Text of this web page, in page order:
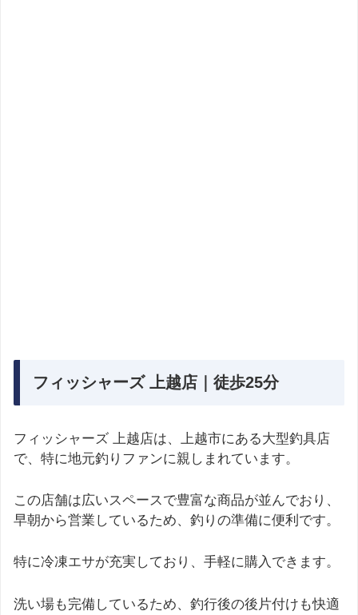
フィッシャーズ 上越店｜徒歩25分
フィッシャーズ 上越店は、上越市にある大型釣具店
で、特に地元釣りファンに親しまれています。
この店舗は広いスペースで豊富な商品が並んでおり、
早朝から営業しているため、釣りの準備に便利です。
特に冷凍エサが充実しており、手軽に購入できます。
洗い場も完備しているため、釣行後の後片付けも快適